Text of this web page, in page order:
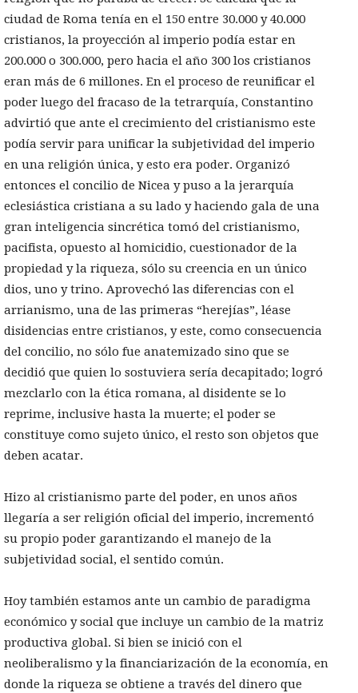
ciudad de Roma tenía en el 150 entre 30.000 y 40.000
cristianos, la proyección al imperio podía estar en
200.000 o 300.000, pero hacia el año 300 los cristianos
eran más de 6 millones. En el proceso de reunificar el
poder luego del fracaso de la tetrarquía, Constantino
advirtió que ante el crecimiento del cristianismo este
podía servir para unificar la subjetividad del imperio
en una religión única, y esto era poder. Organizó
entonces el concilio de Nicea y puso a la jerarquía
eclesiástica cristiana a su lado y haciendo gala de una
gran inteligencia sincrética tomó del cristianismo,
pacifista, opuesto al homicidio, cuestionador de la
propiedad y la riqueza, sólo su creencia en un único
dios, uno y trino. Aprovechó las diferencias con el
arrianismo, una de las primeras “herejías”, léase
disidencias entre cristianos, y este, como consecuencia
del concilio, no sólo fue anatemizado sino que se
decidió que quien lo sostuviera sería decapitado; logró
mezclarlo con la ética romana, al disidente se lo
reprime, inclusive hasta la muerte; el poder se
constituye como sujeto único, el resto son objetos que
deben acatar.
Hizo al cristianismo parte del poder, en unos años
llegaría a ser religión oficial del imperio, incrementó
su propio poder garantizando el manejo de la
subjetividad social, el sentido común.
Hoy también estamos ante un cambio de paradigma
económico y social que incluye un cambio de la matriz
productiva global. Si bien se inició con el
neoliberalismo y la financiarización de la economía, en
donde la riqueza se obtiene a través del dinero que